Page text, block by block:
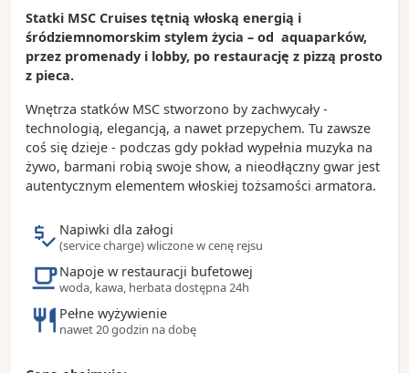
Europy.
Zobacz koniecznie:
- drugie co do wielkości akwarium w Europie
- Pałac Dożów, gdzie kiedyś znajdowało się więzienie
- dom Krzysztofa Kolumba na Piazza Dante, obecnie
budynek jest muzeum z pamiątkami oraz meblami
po Kolumbie
- Boccadesse, przytulna wioska rybacka na
wielobarwnymi domkami i restauracjami
- według źródeł to właśnie w Genui w połowie XV
wieku urodził się Krzysztof Kolumb
- galeon Neptuna, który stoi w starym porcie został
wykorzystany w firmie Romana Polańskiego „Piraci”
Statki MSC Cruises tętnią włoską energią i
śródziemnomorskim stylem życia – od aquaparków,
przez promenady i lobby, po restaurację z pizzą prosto
z pieca.
Wnętrza statków MSC stworzono by zachwycały -
technologią, elegancją, a nawet przepychem. Tu zawsze
coś się dzieje - podczas gdy pokład wypełnia muzyka na
żywo, barmani robią swoje show, a nieodłączny gwar jest
autentycznym elementem włoskiej tożsamości armatora.
Napiwki dla załogi
(service charge) wliczone w cenę rejsu
Napoje w restauracji bufetowej
woda, kawa, herbata dostępna 24h
Pełne wyżywienie
nawet 20 godzin na dobę